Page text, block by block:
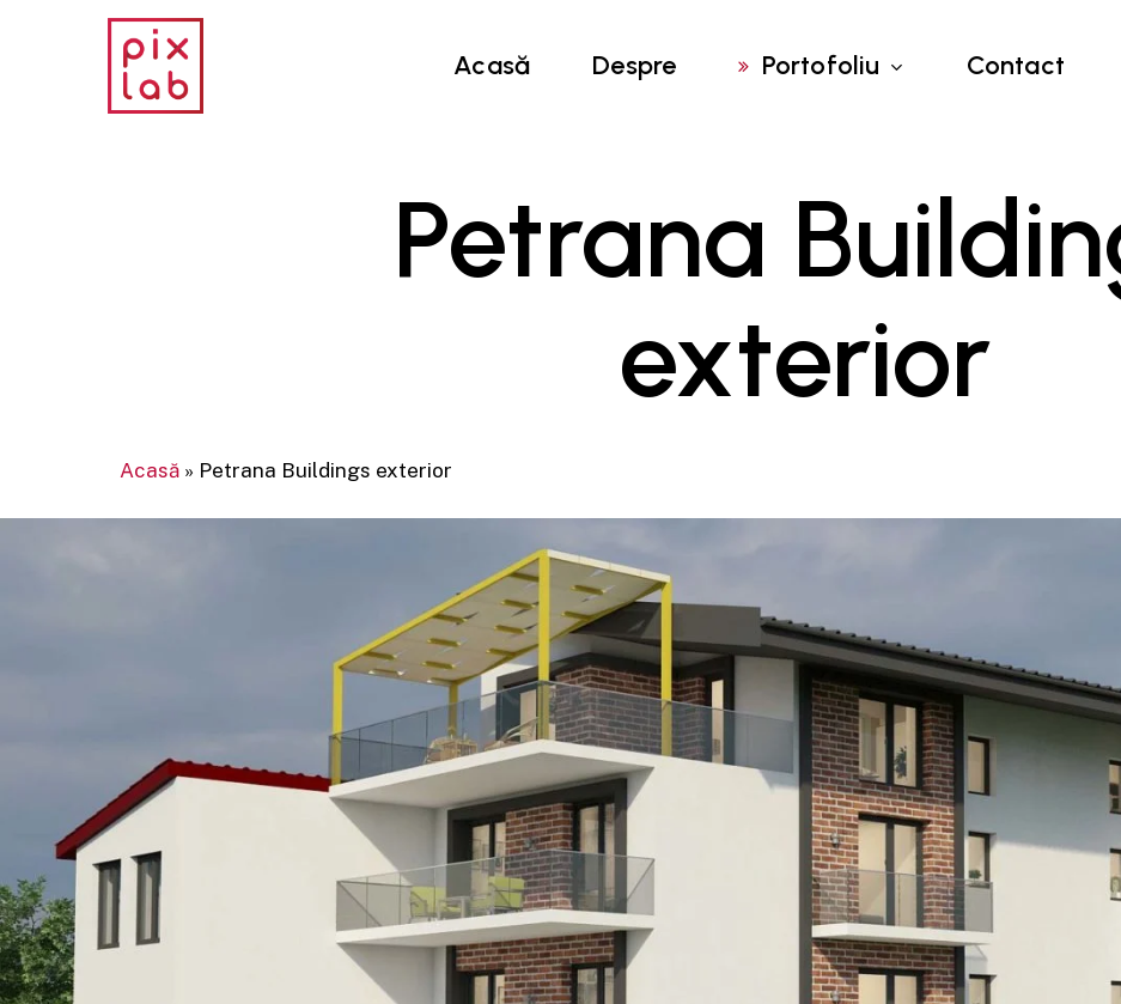
Acasă Despre Portofoliu
Materiale de
marketing
Logo design
Contact
Petrana
exterior
Acasă » Petrana Buildings exterior